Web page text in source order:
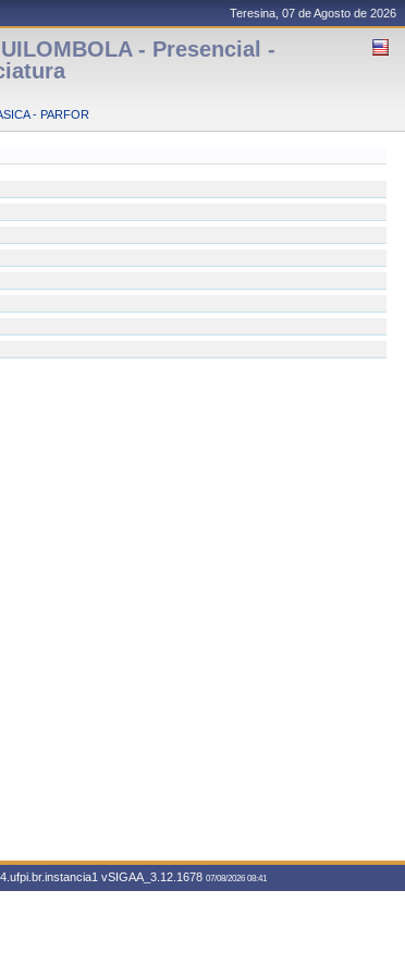
Teresina, 07 de Agosto de 2026
- Presencial -
- PARFOR
vSIGAA_3.12.1678 07/08/2026 08:41